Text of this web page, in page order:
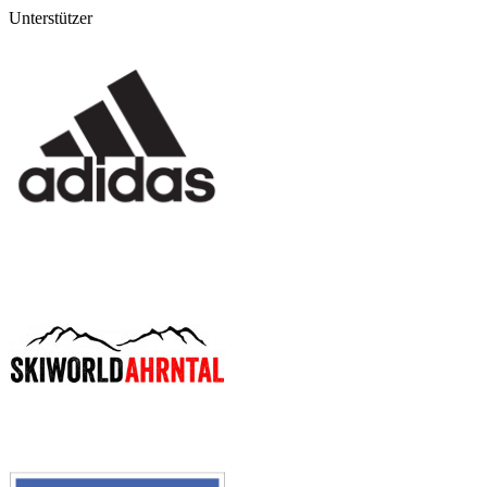
Unterstützer